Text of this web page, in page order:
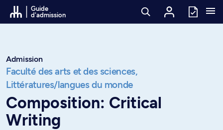
Passer au contenu
Guide
d'admission
Admission
Faculté des arts et des sciences,
Littératures/langues du monde
Composition: Critical
Writing